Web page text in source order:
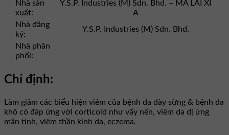
Nhà sản
xuất:
Y.S.P. Industries (M) Sdn. Bhd. – MA LAI XI
A
Nhà đăng
ký:
Y.S.P. Industries (M) Sdn. Bhd.
Nhà phân
phối:
Chỉ định:
Làm giảm các biểu hiện viêm của bệnh da dày sừng & bệnh da
khô có đáp ứng với corticoid như vẩy nến, viêm da dị ứng
mãn tính, viêm thần kinh da, eczema.